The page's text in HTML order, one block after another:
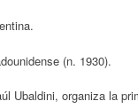
(n. 1930).
Ubaldini, organiza la